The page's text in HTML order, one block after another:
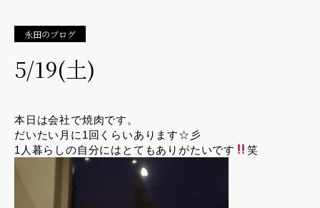
永田のブログ
5/19(土)
本日は会社で焼肉です。
だいたい月に1回くらいあります☆彡
1人暮らしの自分にはとてもありがたいです
笑